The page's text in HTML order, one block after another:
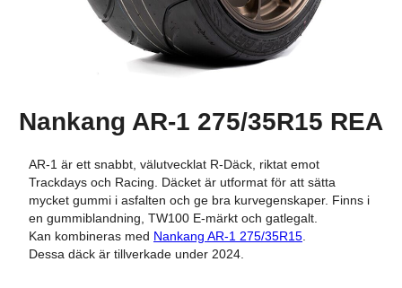
Nankang AR-1 275/35R15 REA
AR-1 är ett snabbt, välutvecklat R-Däck, riktat emot
Trackdays och Racing. Däcket är utformat för att sätta
mycket gummi i asfalten och ge bra kurvegenskaper. Finns i
en gummiblandning, TW100 E-märkt och gatlegalt.
Kan kombineras med Nankang AR-1 275/35R15
Dessa däck är tillverkade under 2024.